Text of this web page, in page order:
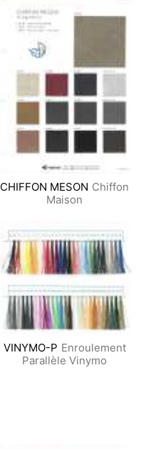
CHIFFON MESON Chiffon
Maison
VINYMO-P Enroulement
Parallèle Vinymo